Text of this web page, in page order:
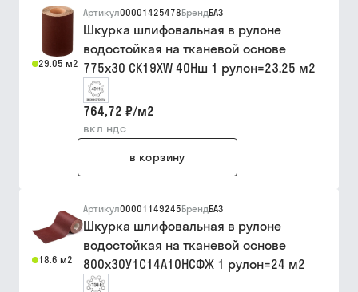
29.05 м2
Артикул00001425478БрендБАЗ
Шкурка шлифовальная в рулоне
водостойкая на тканевой основе
775х30 CK19XW 40Нш 1 рулон=23.25 м2
764,72 ₽/м2
вкл ндс
в корзину
18.6 м2
Артикул00001149245БрендБАЗ
Шкурка шлифовальная в рулоне
водостойкая на тканевой основе
800х30У1С14А10НСФЖ 1 рулон=24 м2